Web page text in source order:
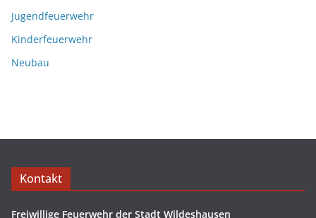
Jugendfeuerwehr
Kinderfeuerwehr
Neubau
Kontakt
Freiwillige Feuerwehr der Stadt Wildeshausen